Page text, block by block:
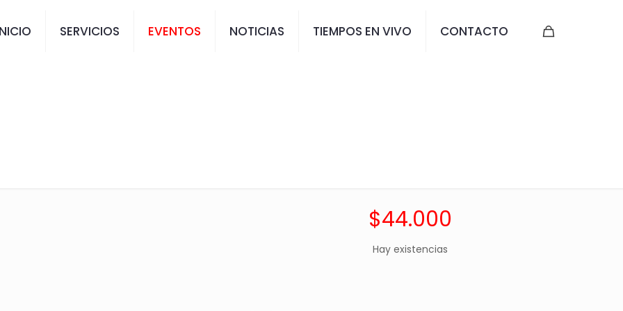
SERVICIOS EVENTOS NOTICIAS TIEMPOS EN VIVO CONTACTO
$44.000
Hay existencias